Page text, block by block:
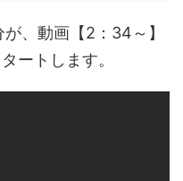
、動画【2：34～】
ートします。